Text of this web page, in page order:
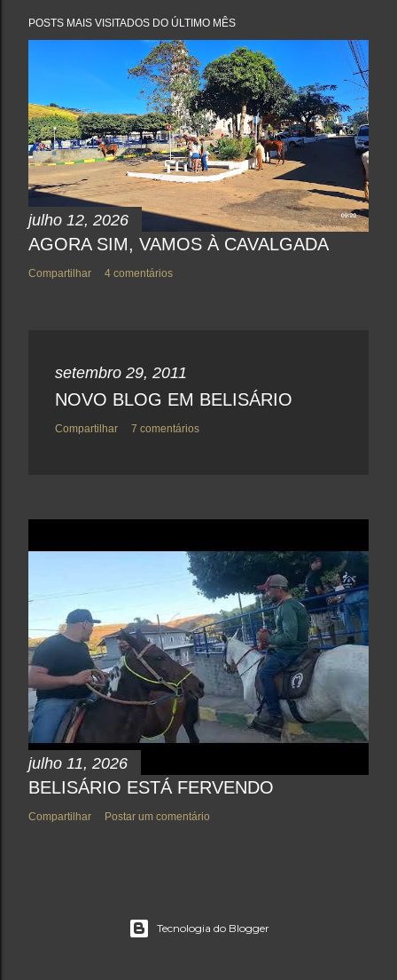
POSTS MAIS VISITADOS DO ÚLTIMO MÊS
julho 12, 2026
AGORA SIM, VAMOS À CAVALGADA
Compartilhar 4 comentários
setembro 29, 2011
NOVO BLOG EM BELISÁRIO
Compartilhar 7 comentários
julho 11, 2026
BELISÁRIO ESTÁ FERVENDO
Compartilhar Postar um comentário
Tecnologia do Blogger